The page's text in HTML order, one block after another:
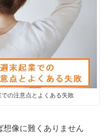
の注意点とよくある失敗
想像に難くありません